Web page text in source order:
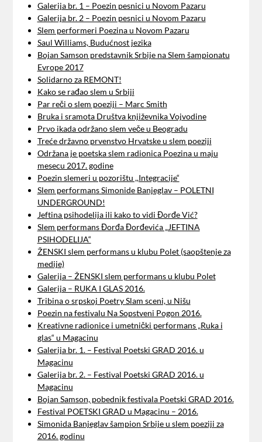
Galerija br. 1 – Poezin pesnici u Novom Pazaru
Galerija br. 2 – Poezin pesnici u Novom Pazaru
Slem performeri Poezina u Novom Pazaru
Saul Williams, Budućnost jezika
Bojan Samson predstavnik Srbije na Slem šampionatu
Evrope 2017
Solidarno za REMONT!
Kako se rađao slem u Srbiji
Par reči o slem poeziji – Marc Smith
Bruka i sramota Društva književnika Vojvodine
Prvo ikada održano slem veče u Beogradu
Treće državno prvenstvo Hrvatske u slem poeziji
Održana je poetska slem radionica Poezina u maju
mesecu 2017. godine
Poezin slemeri u pozorištu ,,Integracije“
Slem performans Simonide Banjeglav – POLETNI
UNDERGROUND!
Jeftina psihodelija ili kako to vidi Đorđe Vić?
Slem performans Đorđa Đorđevića „JEFTINA
PSIHODELIJA“
ŽENSKI slem performans u klubu Polet (saopštenje za
medije)
Galerija – ŽENSKI slem performans u klubu Polet
Galerija – RUKA I GLAS 2016.
Tribina o srpskoj Poetry Slam sceni, u Nišu
Poezin na festivalu Na Sopstveni Pogon 2016.
Kreativne radionice i umetnički performans „Ruka i
glas“ u Magacinu
Galerija br. 1. – Festival Poetski GRAD 2016. u
Magacinu
Galerija br. 2. – Festival Poetski GRAD 2016. u
Magacinu
Bojan Samson, pobednik festivala Poetski GRAD 2016.
Festival POETSKI GRAD u Magacinu – 2016.
Simonida Banjeglav šampion Srbije u slem poeziji za
2016. godinu